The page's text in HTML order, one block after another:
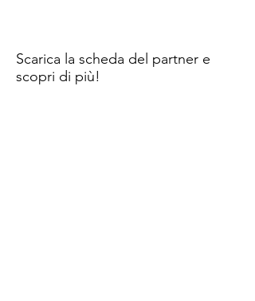
Scarica la scheda del partner e
scopri di più!